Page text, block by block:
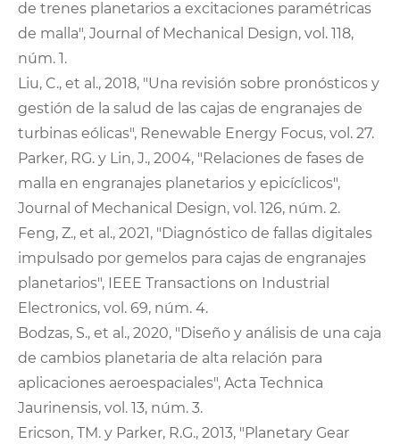
de trenes planetarios a excitaciones paramétricas
de malla", Journal of Mechanical Design, vol. 118,
núm. 1.
Liu, C., et al., 2018, "Una revisión sobre pronósticos y
gestión de la salud de las cajas de engranajes de
turbinas eólicas", Renewable Energy Focus, vol. 27.
Parker, RG. y Lin, J., 2004, "Relaciones de fases de
malla en engranajes planetarios y epicíclicos",
Journal of Mechanical Design, vol. 126, núm. 2.
Feng, Z., et al., 2021, "Diagnóstico de fallas digitales
impulsado por gemelos para cajas de engranajes
planetarios", IEEE Transactions on Industrial
Electronics, vol. 69, núm. 4.
Bodzas, S., et al., 2020, "Diseño y análisis de una caja
de cambios planetaria de alta relación para
aplicaciones aeroespaciales", Acta Technica
Jaurinensis, vol. 13, núm. 3.
Ericson, TM. y Parker, R.G., 2013, "Planetary Gear